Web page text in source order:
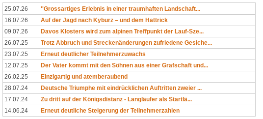
25.07.26
''Grossartiges Erlebnis in einer traumhaften Landschaft...
16.07.26
Auf der Jagd nach Kyburz – und dem Hattrick
09.07.26
Davos Klosters wird zum alpinen Treffpunkt der Lauf-Sze...
26.07.25
Trotz Abbruch und Streckenänderungen zufriedene Gesiche...
23.07.25
Erneut deutlicher Teilnehmerzuwachs
12.07.25
Der Vater kommt mit den Söhnen aus einer Grafschaft und...
26.02.25
Einzigartig und atemberaubend
28.07.24
Deutsche Triumphe mit eindrücklichen Auftritten zweier ...
17.07.24
Zu dritt auf der Königsdistanz - Langläufer als Startlä...
14.06.24
Erneut deutliche Steigerung der Teilnehmerzahlen